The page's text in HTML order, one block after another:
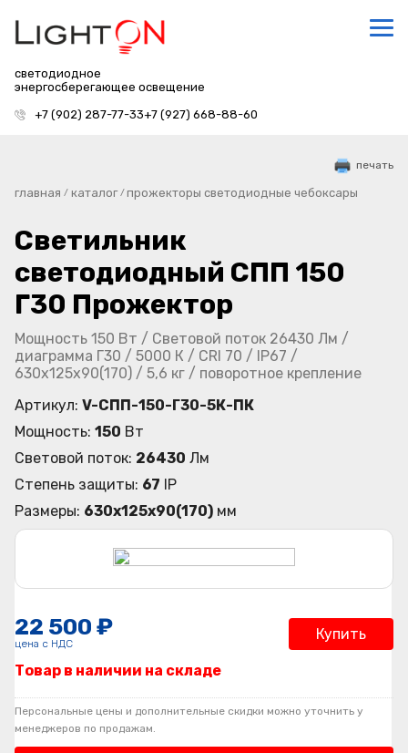
светодиодное
энергосберегающее освещение
+7 (902) 287-77-33+7 (927) 668-88-60
печать
главная / каталог /прожекторы светодиодные чебоксары
Светильник
светодиодный СПП 150
Г30 Прожектор
Мощность 150 Вт / Световой поток 26430 Лм /
диаграмма Г30 / 5000 К / CRI 70 / IP67 /
630х125х90(170) / 5,6 кг / поворотное крепление
Артикул: V-СПП-150-Г30-5К-ПК
Мощность: 150 Вт
Световой поток: 26430 Лм
Степень защиты: 67 IP
Размеры: 630х125х90(170) мм
Купить
22 500 ₽
цена с НДС
Товар в наличии на складе
Персональные цены и дополнительные скидки можно уточнить у
менеджеров по продажам.